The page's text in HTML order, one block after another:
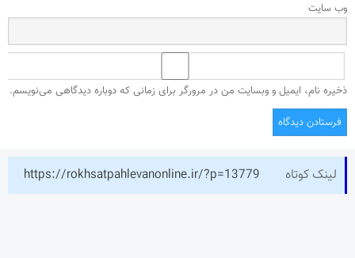
وب‌ سایت
ذخیره نام، ایمیل و وبسایت من در مرورگر برای زمانی که دوباره دیدگاهی می‌نویسم.
لینک کوتاه https://rokhsatpahlevanonline.ir/?p=13779